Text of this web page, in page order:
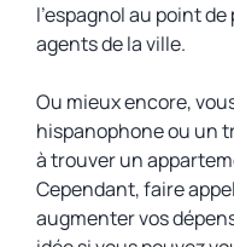
l’espagnol au point
agents de la ville.
Ou mieux encore,
hispanophone ou un
à trouver un
Cependant, faire
augmenter vos